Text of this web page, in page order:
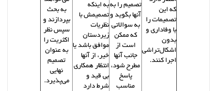
که این
تصمیمات را
با وفاداری و
بدون
اشکال‌تراشی
اجرا کنند.
تصمیم را به
آنها بگوید و
به سوالاتی
که ممکن
است از
جانب آنها
مطرح شود،
پاسخ
مناسب
به اینکه
تصمیمش با
نظریات
زیردستان
موافق باشد یا
خیر، از آنها
انتظار همکاری
بی قید و
شرط دارد
به بحث
بپردازند و
سپس نظر
اکثریت را
به عنوان
تصمیم
نهایی
می‌پذیرد.